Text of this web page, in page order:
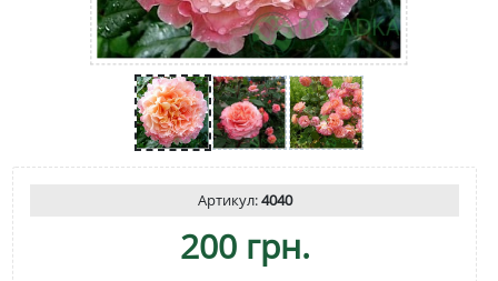
Артикул:4040
200 грн.